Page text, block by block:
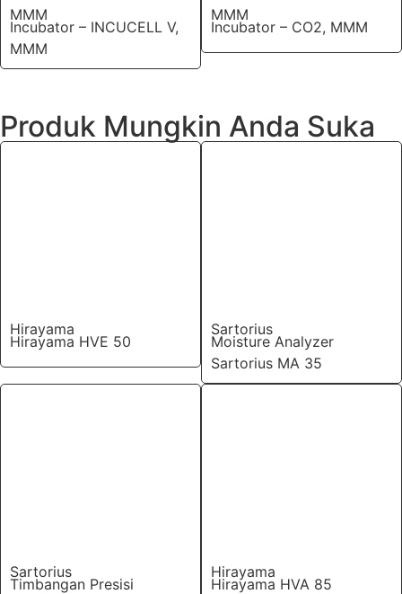
MMM
Incubator – INCUCELL V,
MMM
MMM
Incubator – CO2, MMM
Produk Mungkin Anda Suka
Hirayama
Hirayama HVE 50
Sartorius
Moisture Analyzer
Sartorius MA 35
Sartorius
Timbangan Presisi
Hirayama
Hirayama HVA 85